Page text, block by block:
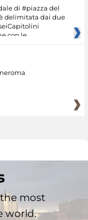
di #piazza del
delimitata dai due
con le
most
world.